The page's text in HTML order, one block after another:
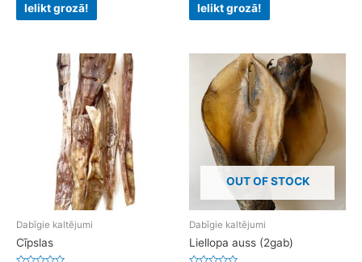
Ielikt grozā! Ielikt grozā!
Dabīgie kaltējumi
Cīpslas
OUT OF STOCK
Dabīgie kaltējumi
Liellopa auss (2gab)